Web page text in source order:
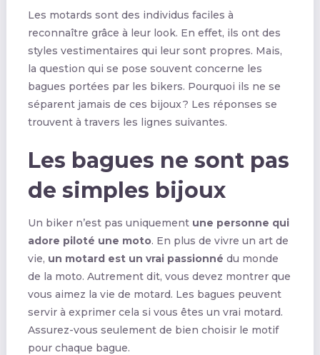
Les motards sont des individus faciles à
reconnaître grâce à leur look. En effet, ils ont des
styles vestimentaires qui leur sont propres. Mais,
la question qui se pose souvent concerne les
bagues portées par les bikers. Pourquoi ils ne se
séparent jamais de ces bijoux ? Les réponses se
trouvent à travers les lignes suivantes.
Les bagues ne sont pas
de simples bijoux
Un biker n’est pas uniquement une personne qui
adore piloté une moto. En plus de vivre un art de
vie, un motard est un vrai passionné du monde
de la moto. Autrement dit, vous devez montrer que
vous aimez la vie de motard. Les bagues peuvent
servir à exprimer cela si vous êtes un vrai motard.
Assurez-vous seulement de bien choisir le motif
pour chaque bague.